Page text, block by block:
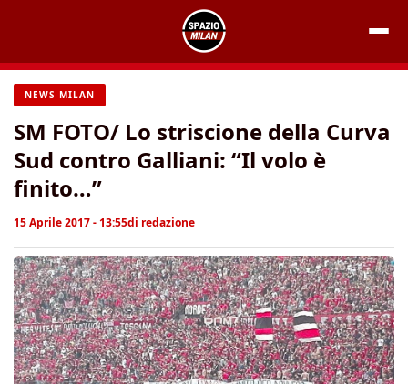
contenuto
NEWS MILAN
SM FOTO/ Lo striscione della Curva
Sud contro Galliani: “Il volo è
finito…”
15 Aprile 2017 - 13:55di redazione